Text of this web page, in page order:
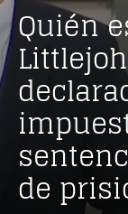
Quién
de